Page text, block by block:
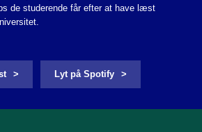
de studerende får efter at have læst
Lyt på Spotify